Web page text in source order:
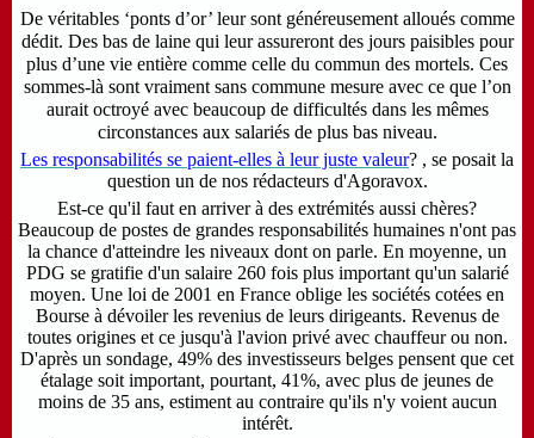
De véritables ‘ponts d’or’ leur sont généreusement alloués comme
dédit. Des bas de laine qui leur assureront des jours paisibles pour
plus d’une vie entière comme celle du commun des mortels. Ces
sommes-là sont vraiment sans commune mesure avec ce que l’on
aurait octroyé avec beaucoup de difficultés dans les mêmes
circonstances aux salariés de plus bas niveau.
Les responsabilités se paient-elles à leur juste valeur? , se posait la
question un de nos rédacteurs d'Agoravox.
Est-ce qu'il faut en arriver à des extrémités aussi chères?
Beaucoup de postes de grandes responsabilités humaines n'ont pas
la chance d'atteindre les niveaux dont on parle. En moyenne, un
PDG se gratifie d'un salaire 260 fois plus important qu'un salarié
moyen. Une loi de 2001 en France oblige les sociétés cotées en
Bourse à dévoiler les revenius de leurs dirigeants. Revenus de
toutes origines et ce jusqu'à l'avion privé avec chauffeur ou non.
D'après un sondage, 49% des investisseurs belges pensent que cet
étalage soit important, pourtant, 41%, avec plus de jeunes de
moins de 35 ans, estiment au contraire qu'ils n'y voient aucun
intérêt.